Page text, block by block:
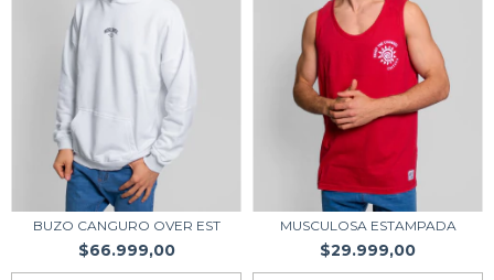
BUZO CANGURO OVER EST
$66.999,00
MUSCULOSA ESTAMPADA
$29.999,00